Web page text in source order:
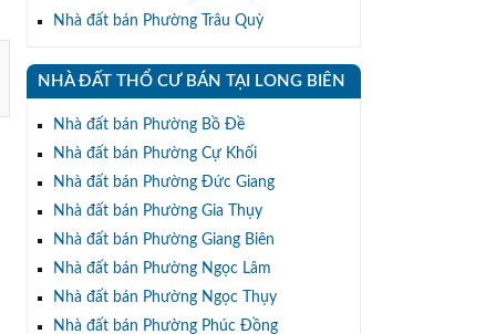
Nhà đất bán Phường Trâu Quỳ
NHÀ ĐẤT THỔ CƯ BÁN TẠI LONG BIÊN
Nhà đất bán Phường Bồ Đề
Nhà đất bán Phường Cự Khối
Nhà đất bán Phường Đức Giang
Nhà đất bán Phường Gia Thụy
Nhà đất bán Phường Giang Biên
Nhà đất bán Phường Ngọc Lâm
Nhà đất bán Phường Ngọc Thụy
Nhà đất bán Phường Phúc Đồng